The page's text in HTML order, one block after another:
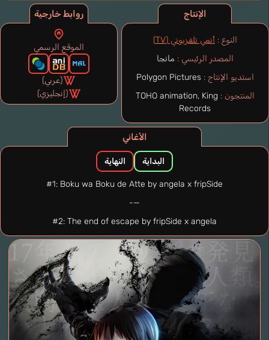
الإنتاج
النوع :أنمي تلفزيوني (TV)
المصدر الرئيسي : مانجا
استديو الإنتاج : Polygon Pictures
المنتجون : TOHO animation, King
Records
الأغاني
البداية النهاية
#1: Boku wa Boku de Atte by angela x fripSide
—-
#2: The end of escape by fripSide x angela
روابط خارجية
الموقع الرسمي
(عربي)
(إنجليزي)